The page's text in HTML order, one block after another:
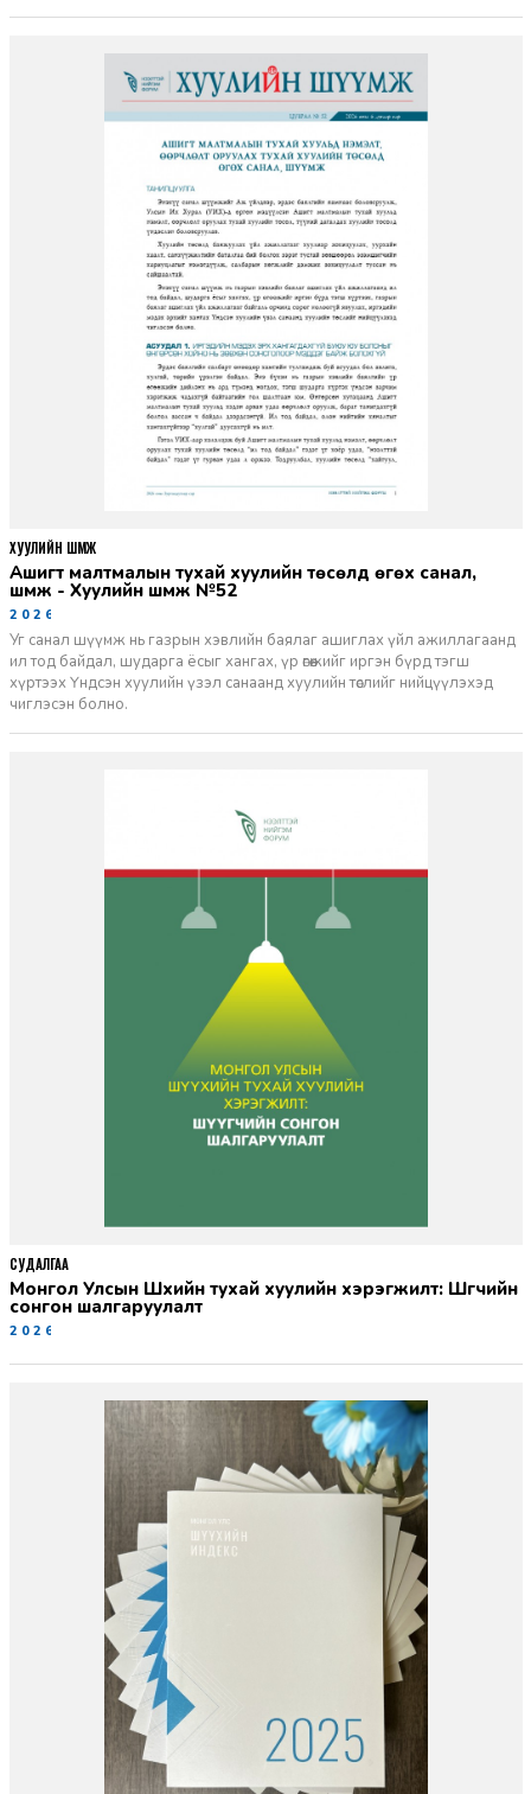
Ашигт малтмалын тухай хуулийн төсөлд өгөх санал,
шүүмж - Хуулийн шүүмж №52
2026-06-29
Уг санал шүүмж нь газрын хэвлийн баялаг ашиглах үйл ажиллагаанд
ил тод байдал, шударга ёсыг хангах, үр өгөөжийг иргэн бүрд тэгш
хүртээх Үндсэн хуулийн үзэл санаанд хуулийн төслийг нийцүүлэхэд
чиглэсэн болно.
ХУУЛИЙН ШҮҮМЖ
Монгол Улсын Шүүхийн тухай хуулийн хэрэгжилт: Шүүгчийн
сонгон шалгаруулалт
2026-06-19
СУДАЛГАА